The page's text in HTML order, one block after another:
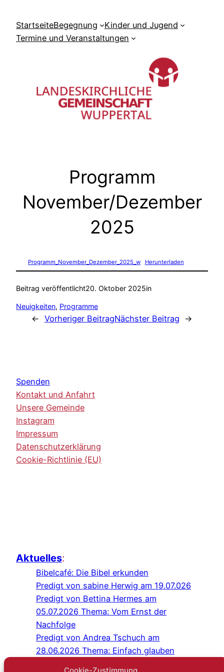
Inhalt
springen
StartseiteBegegnung
Kinder und Jugend
Termine und Veranstaltungen
Programm
November/Dezember
2025
Programm_November_Dezember_2025_w Herunterladen
Beitrag veröffentlicht20. Oktober 2025in
Neuigkeiten, Programme
← Vorheriger BeitragNächster Beitrag →
Spenden
Kontakt und Anfahrt
Unsere Gemeinde
Instagram
Impressum
Datenschutzerklärung
Cookie-Richtlinie (EU)
Aktuelles:
Bibelcafé: Die Bibel erkunden
Predigt von sabine Herwig am 19.07.026
Predigt von Bettina Hermes am
05.07.2026 Thema: Vom Ernst der
Nachfolge
Predigt von Andrea Tschuch am
28.06.2026 Thema: Einfach glauben